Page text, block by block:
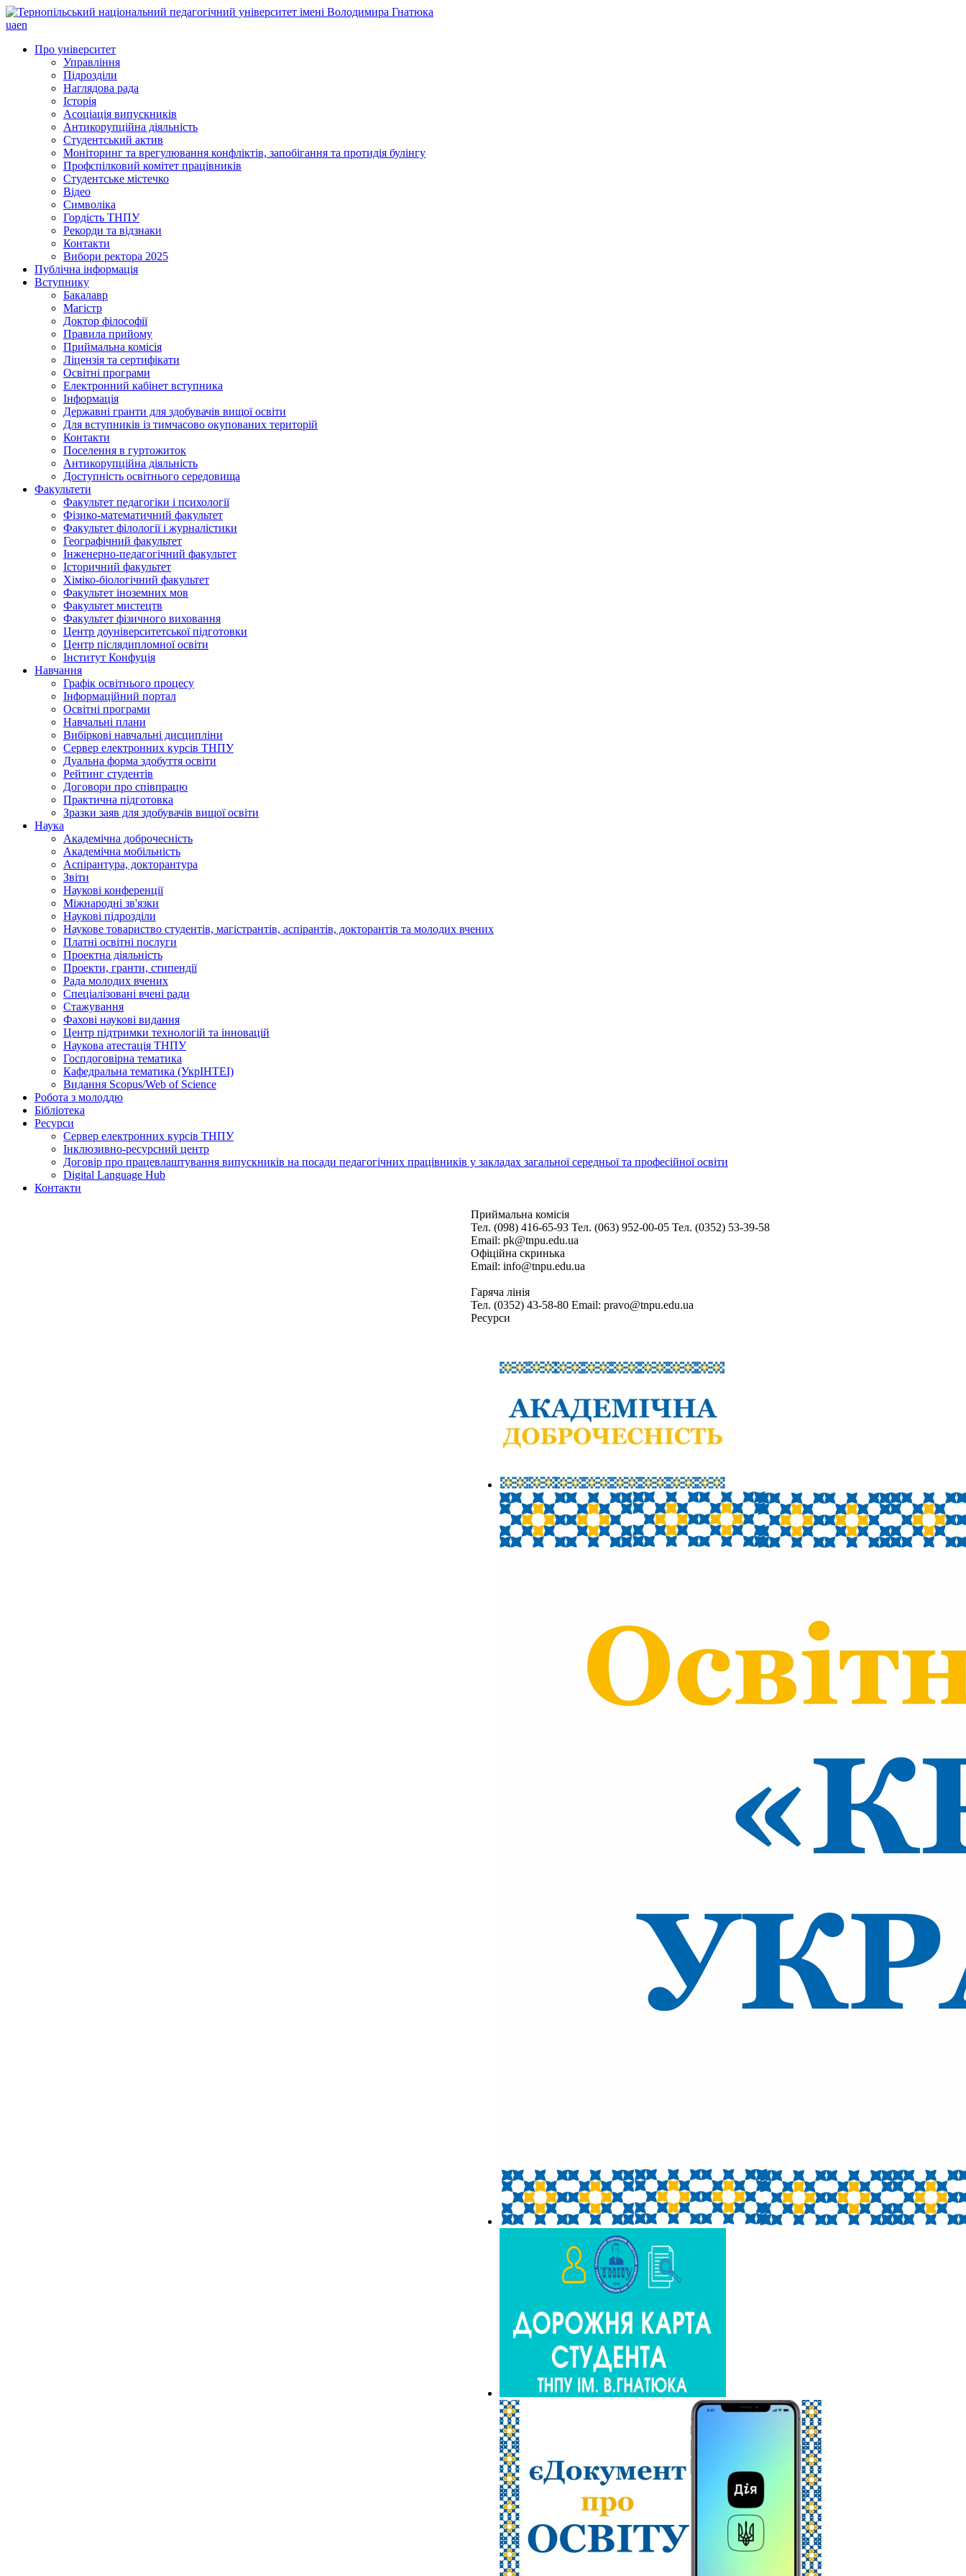
uaen
Про університет
Управління
Підрозділи
Наглядова рада
Історія
Асоціація випускників
Антикорупційна діяльність
Студентський актив
Моніторинг та врегулювання конфліктів, запобігання та протидія булінгу
Профспілковий комітет працівників
Студентське містечко
Відео
Символіка
Гордість ТНПУ
Рекорди та відзнаки
Контакти
Вибори ректора 2025
Публічна інформація
Вступнику
Бакалавр
Магістр
Доктор філософії
Правила прийому
Приймальна комісія
Ліцензія та сертифікати
Освітні програми
Електронний кабінет вступника
Інформація
Державні гранти для здобувачів вищої освіти
Для вступників із тимчасово окупованих територій
Контакти
Поселення в гуртожиток
Антикорупційна діяльність
Доступність освітнього середовища
Факультети
Факультет педагогіки і психології
Фізико-математичний факультет
Факультет філології і журналістики
Географічний факультет
Інженерно-педагогічний факультет
Історичний факультет
Хіміко-біологічний факультет
Факультет іноземних мов
Факультет мистецтв
Факультет фізичного виховання
Центр доуніверситетської підготовки
Центр післядипломної освіти
Інститут Конфуція
Навчання
Графік освітнього процесу
Інформаційний портал
Освітні програми
Навчальні плани
Вибіркові навчальні дисципліни
Сервер електронних курсів ТНПУ
Дуальна форма здобуття освіти
Рейтинг студентів
Договори про співпрацю
Практична підготовка
Зразки заяв для здобувачів вищої освіти
Наука
Академічна доброчесність
Академічна мобільність
Аспірантура, докторантура
Звіти
Наукові конференції
Міжнародні зв'язки
Наукові підрозділи
Наукове товариство студентів, магістрантів, аспірантів, докторантів та молодих вчених
Платні освітні послуги
Проектна діяльність
Проекти, гранти, стипендії
Рада молодих вчених
Спеціалізовані вчені ради
Стажування
Фахові наукові видання
Центр підтримки технологій та інновацій
Наукова атестація ТНПУ
Госпдоговірна тематика
Кафедральна тематика (УкрІНТЕІ)
Видання Scopus/Web of Science
Робота з молоддю
Бібліотека
Ресурси
Сервер електронних курсів ТНПУ
Інклюзивно-ресурсний центр
Договір про працевлаштування випускників на посади педагогічних працівників у закладах загальної середньої та професійної освіти
Digital Language Hub
Контакти
Приймальна комісія
Тел. (098) 416-65-93 Тел. (063) 952-00-05 Тел. (0352) 53-39-58
Email: pk@tnpu.edu.ua
Офіційна скринька
Email: info@tnpu.edu.ua
Гаряча лінія
Тел. (0352) 43-58-80 Email: pravo@tnpu.edu.ua
Ресурси